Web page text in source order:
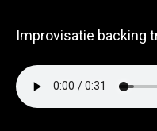
Improvisatie backing